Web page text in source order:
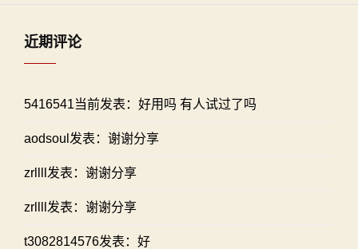
近期评论
5416541当前发表：好用吗 有人试过了吗
aodsoul发表：谢谢分享
zrllll发表：谢谢分享
zrllll发表：谢谢分享
t3082814576发表：好